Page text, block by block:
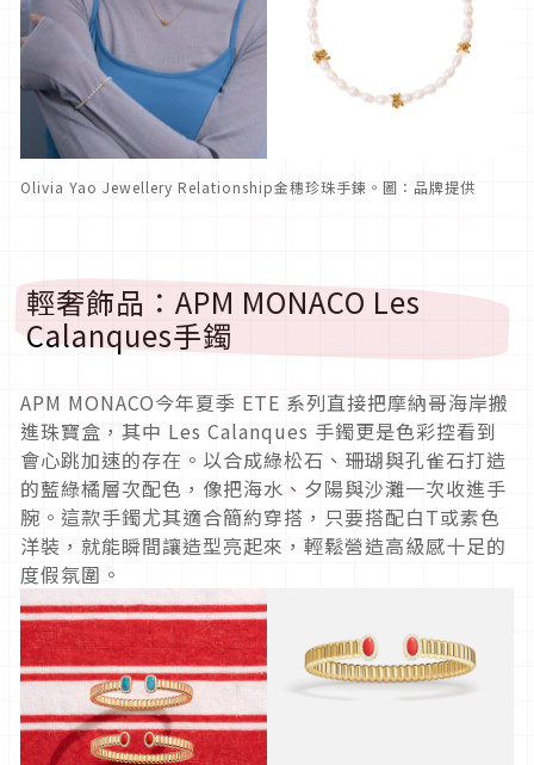
Olivia Yao Jewellery Relationship金穗珍珠手鍊。圖：品牌提供
輕奢飾品：APM MONACO Les
Calanques手鐲
APM MONACO今年夏季 ETE 系列直接把摩納哥海岸搬
進珠寶盒，其中 Les Calanques 手鐲更是色彩控看到
會心跳加速的存在。以合成綠松石、珊瑚與孔雀石打造
的藍綠橘層次配色，像把海水、夕陽與沙灘一次收進手
腕。這款手鐲尤其適合簡約穿搭，只要搭配白T或素色
洋裝，就能瞬間讓造型亮起來，輕鬆營造高級感十足的
度假氛圍。